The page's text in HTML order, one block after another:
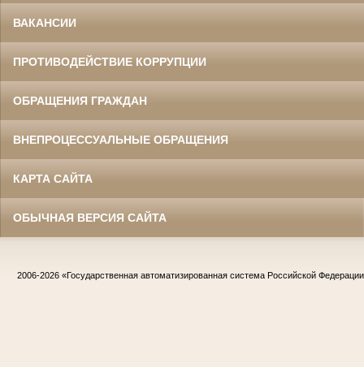
ВАКАНСИИ
ПРОТИВОДЕЙСТВИЕ КОРРУПЦИИ
ОБРАЩЕНИЯ ГРАЖДАН
ВНЕПРОЦЕССУАЛЬНЫЕ ОБРАЩЕНИЯ
КАРТА САЙТА
ОБЫЧНАЯ ВЕРСИЯ САЙТА
2006-2026 «Государственная автоматизированная система Российской